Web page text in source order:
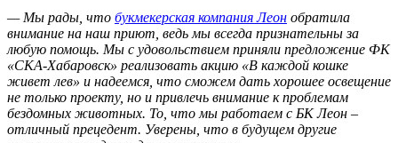
— Мы рады, что букмекерская компания Леон обратила
внимание на наш приют, ведь мы всегда признательны за
любую помощь. Мы с удовольствием приняли предложение ФК
«СКА-Хабаровск» реализовать акцию «В каждой кошке
живет лев» и надеемся, что сможем дать хорошее освещение
не только проекту, но и привлечь внимание к проблемам
бездомных животных. То, что мы работаем с БК Леон –
отличный прецедент. Уверены, что в будущем другие